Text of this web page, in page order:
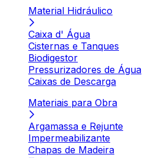
Material Hidráulico
Caixa d' Água
Cisternas e Tanques
Biodigestor
Pressurizadores de Água
Caixas de Descarga
Materiais para Obra
Argamassa e Rejunte
Impermeabilizante
Chapas de Madeira